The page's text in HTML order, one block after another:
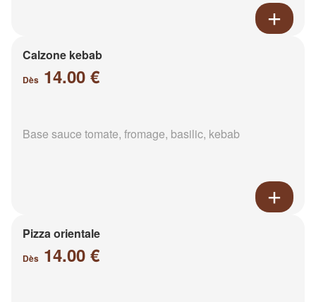
Calzone kebab
Dès 14.00 €
Base sauce tomate, fromage, basilic, kebab
Pizza orientale
Dès 14.00 €